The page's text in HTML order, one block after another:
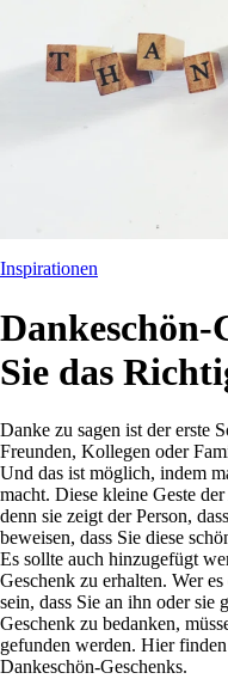
Inspirationen
Dankeschön-
Sie das
Danke zu sagen ist der erste
Freunden, Kollegen oder
Und das ist möglich, indem
macht. Diese kleine Geste
denn sie zeigt der Person,
beweisen, dass Sie diese
Es sollte auch hinzugefügt
Geschenk zu erhalten. Wer
sein, dass Sie an ihn oder sie
Geschenk zu bedanken,
gefunden werden. Hier
Dankeschön-Geschenks.